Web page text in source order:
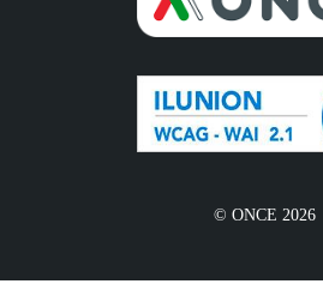
© ONCE 2026